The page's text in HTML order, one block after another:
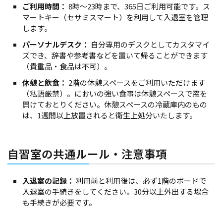
ご利用時間： 8時〜23時まで、365日ご利用可能です。ス
マートキー（セサミスマート）を利用して入退室を管理
します。
パーソナルデスク： 自分専用のデスクとしてカスタマイ
ズでき、辞書や参考書などを置いて帰ることができます
（貴重品・食品は不可）。
休憩と飲食： 2階の休憩スペースをご利用いただけます
（私語厳禁）。においの強い食事は休憩スペースで窓を
開けておとりください。休憩スペースの冷蔵庫内のもの
は、1週間以上放置されると衛生上処分いたします。
自習室の共通ルール・注意事項
入退室の記録： 利用前と利用後は、必ず1階のボードで
入退室の手続きをしてください。30分以上外出する場合
も手続きが必要です。